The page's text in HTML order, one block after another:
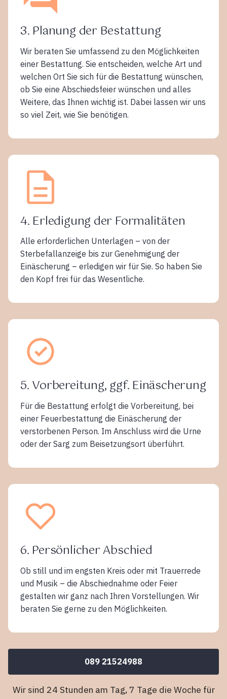
3. Planung der Bestattung
Wir beraten Sie umfassend zu den Möglichkeiten
einer Bestattung. Sie entscheiden, welche Art und
welchen Ort Sie sich für die Bestattung wünschen,
ob Sie eine Abschiedsfeier wünschen und alles
Weitere, das Ihnen wichtig ist. Dabei lassen wir uns
so viel Zeit, wie Sie benötigen.
4. Erledigung der Formalitäten
Alle erforderlichen Unterlagen – von der
Sterbefallanzeige bis zur Genehmigung der
Einäscherung – erledigen wir für Sie. So haben Sie
den Kopf frei für das Wesentliche.
5. Vorbereitung, ggf. Einäscherung
Für die Bestattung erfolgt die Vorbereitung, bei
einer Feuerbestattung die Einäscherung der
verstorbenen Person. Im Anschluss wird die Urne
oder der Sarg zum Beisetzungsort überführt.
6. Persönlicher Abschied
Ob still und im engsten Kreis oder mit Trauerrede
und Musik – die Abschiednahme oder Feier
gestalten wir ganz nach Ihren Vorstellungen. Wir
beraten Sie gerne zu den Möglichkeiten.
089 21524988
Wir sind 24 Stunden am Tag, 7 Tage die Woche für